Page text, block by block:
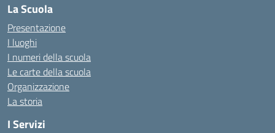
La Scuola
Presentazione
I luoghi
I numeri della scuola
Le carte della scuola
Organizzazione
La storia
I Servizi